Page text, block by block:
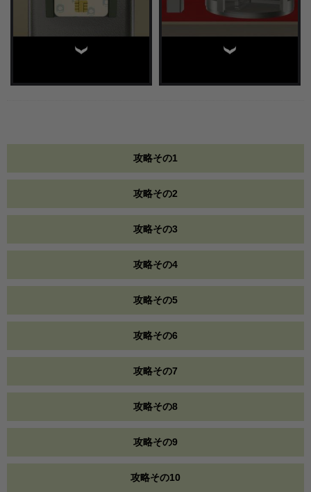
攻略その1
攻略その2
攻略その3
攻略その4
攻略その5
攻略その6
攻略その7
攻略その8
攻略その9
攻略その10